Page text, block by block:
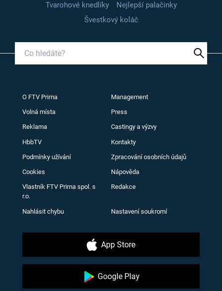
Tvarohové knedlíky
Nejlepší palačinky
Švestkový koláč
O FTV Prima Management
Volná místa Press
Reklama Castingy a výzvy
HbbTV Kontakty
Podmínky užívání Zpracování osobních údajů
Cookies Nápověda
Vlastník FTV Prima spol. s
r.o.
Redakce
Nahlásit chybu Nastavení soukromí
App Store
Google Play